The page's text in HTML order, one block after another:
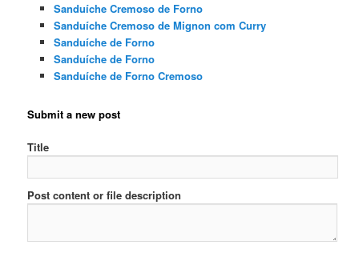
Sanduíche Cremoso de Forno
Sanduíche Cremoso de Mignon com Curry
Sanduíche de Forno
Sanduíche de Forno
Sanduíche de Forno Cremoso
Submit a new post
Title
Post content or file description